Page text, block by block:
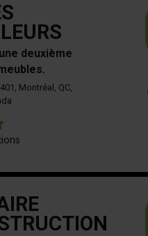
deuxième
Montréal, QC,